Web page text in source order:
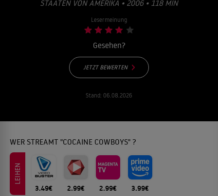
STAATEN VON AMERIKA • 2006 • 118 MIN
Lesermeinung
Gesehen?
JETZT BEWERTEN
Stand: 06.08.2026
WER STREAMT "COCAINE COWBOYS" ?
LEIHEN
3.49€ 2.99€ 2.99€ 3.99€